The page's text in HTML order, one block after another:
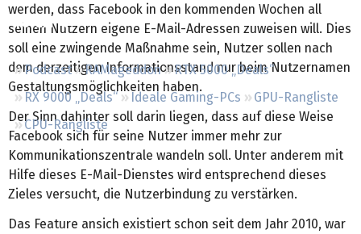
Forum
Podcast RAMageddon
RTX 5000 „Deals“
RX 9000 „Deals“
Ideale Gaming-PCs
GPU-Rangliste
CPU-Rangliste
werden, dass Facebook in den kommenden Wochen all
seinen Nutzern eigene E-Mail-Adressen zuweisen will. Dies
soll eine zwingende Maßnahme sein, Nutzer sollen nach
dem derzeitigen Informationsstand nur beim Nutzernamen
Gestaltungsmöglichkeiten haben.
Der Sinn dahinter soll darin liegen, dass auf diese Weise
Facebook sich für seine Nutzer immer mehr zur
Kommunikationszentrale wandeln soll. Unter anderem mit
Hilfe dieses E-Mail-Dienstes wird entsprechend dieses
Zieles versucht, die Nutzerbindung zu verstärken.
Das Feature ansich existiert schon seit dem Jahr 2010, war